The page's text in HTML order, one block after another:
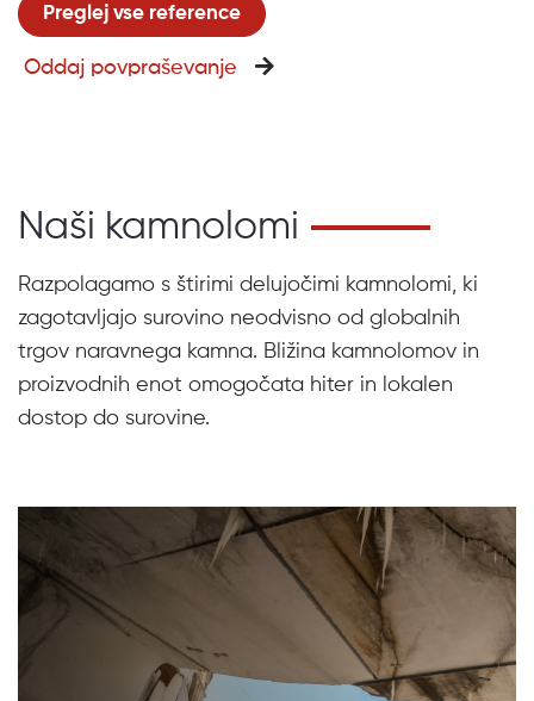
Preglej vse reference
Oddaj povpraševanje
Naši kamnolomi
Razpolagamo s štirimi delujočimi kamnolomi, ki
zagotavljajo surovino neodvisno od globalnih
trgov naravnega kamna. Bližina kamnolomov in
proizvodnih enot omogočata hiter in lokalen
dostop do surovine.